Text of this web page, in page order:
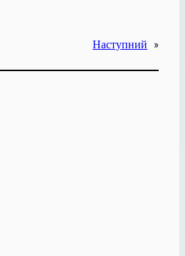
Наступний »